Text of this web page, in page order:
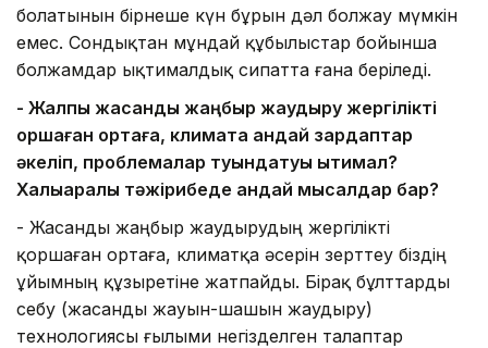
болатынын бірнеше күн бұрын дәл болжау мүмкін
емес. Сондықтан мұндай құбылыстар бойынша
болжамдар ықтималдық сипатта ғана беріледі.
- Жалпы жасанды жаңбыр жаудыру жергілікті
қоршаған ортаға, климатқа қандай зардаптар
әкеліп, проблемалар туындатуы ықтимал?
Халықаралық тәжірибеде қандай мысалдар бар?
- Жасанды жаңбыр жаудырудың жергілікті
қоршаған ортаға, климатқа әсерін зерттеу біздің
ұйымның құзыретіне жатпайды. Бірақ бұлттарды
себу (жасанды жауын-шашын жаудыру)
технологиясы ғылыми негізделген талаптар